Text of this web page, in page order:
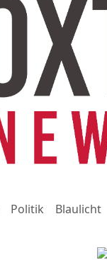
Politik Blaulicht